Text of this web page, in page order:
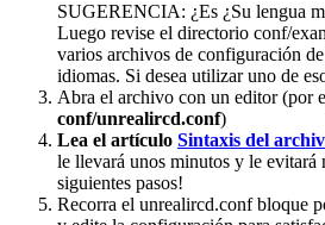
SUGERENCIA: ¿Es ¿Su lengua
Luego revise el directorio conf/
varios archivos de configuración
idiomas. Si desea utilizar uno de
Abra el archivo con un editor (por
conf/unrealircd.conf)
Lea el artículo Sintaxis del
le llevará unos minutos y le evitará
siguientes pasos!
Recorra el unrealircd.conf bloque